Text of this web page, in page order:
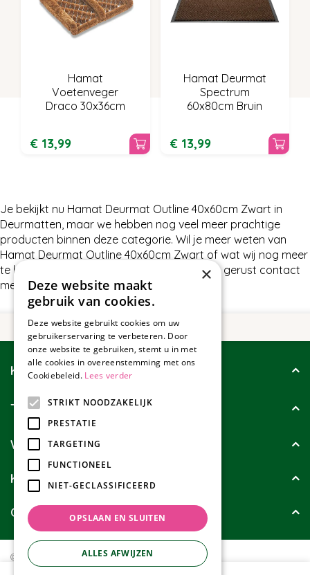
Hamat
Voetenveger
Draco 30x36cm
€ 13,99
Hamat Deurmat
Spectrum
60x80cm Bruin
€ 13,99
Je bekijkt nu Hamat Deurmat Outline 40x60cm Zwart in
Deurmatten, maar we hebben nog veel meer prachtige
producten binnen deze categorie. Wil je meer weten van
Hamat Deurmat Outline 40x60cm Zwart of wat wij nog meer
te bieden hebben in Deurmatten, neem dan gerust contact
met ons op.
Klantenservice
Tuincollectie
Wie zijn wij?
Klanten geven ons
Contact
© Tuincollectie.nl
Green Solutions
×
Deze website maakt
gebruik van cookies.
Deze website gebruikt cookies om uw
gebruikerservaring te verbeteren. Door
onze website te gebruiken, stemt u in met
alle cookies in overeenstemming met ons
Cookiebeleid. Lees verder
STRIKT NOODZAKELIJK
PRESTATIE
TARGETING
FUNCTIONEEL
NIET-GECLASSIFICEERD
OPSLAAN EN SLUITEN
ALLES AFWIJZEN